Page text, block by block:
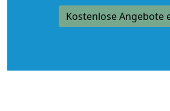
Kostenlose Angebote